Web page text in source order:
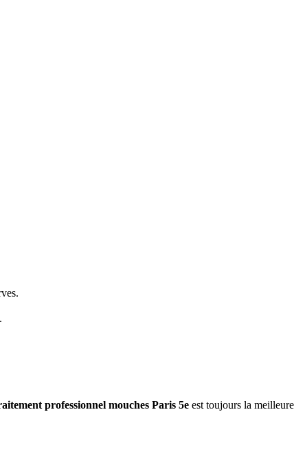
professionnel mouches Paris 5e est toujours la meilleure